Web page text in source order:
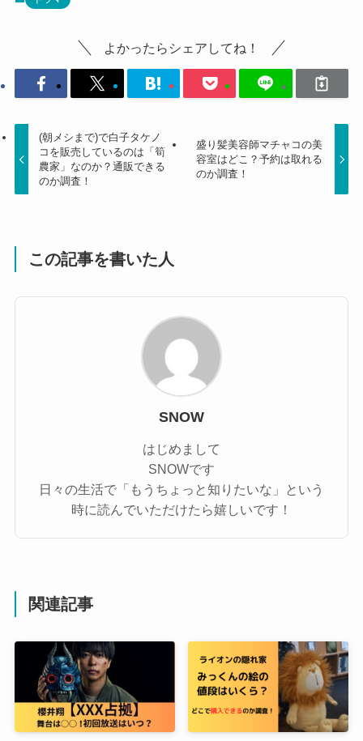
よかったらシェアしてね！
(朝メシまで)で白子タケノ
コを販売しているのは「筍
農家」なのか？通販できる
のか調査！
盛り髪美容師マチャコの美
容室はどこ？予約は取れる
のか調査！
この記事を書いた人
SNOW
はじめまして
SNOWです
日々の生活で「もうちょっと知りたいな」という
時に読んでいただけたら嬉しいです！
関連記事